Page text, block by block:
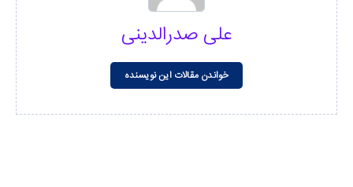
علی صدرالدینی
خواندن مقالات این نویسنده